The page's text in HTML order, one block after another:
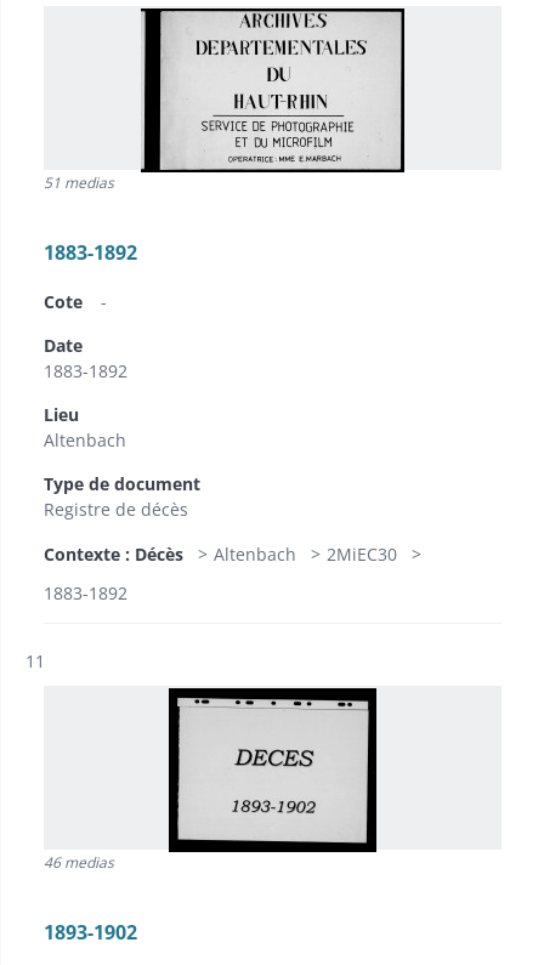
51 medias
1883-1892
Cote
-
Date
1883-1892
Lieu
Altenbach
Type de document
Registre de décès
Contexte : Décès
Altenbach
2MiEC30
1883-1892
Résultat n°
11
46 medias
1893-1902